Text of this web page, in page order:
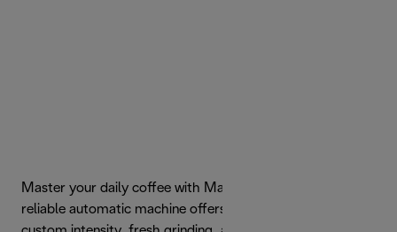
Master your daily coffee with Magnifica S. This classic,
reliable automatic machine offers a manual dial for